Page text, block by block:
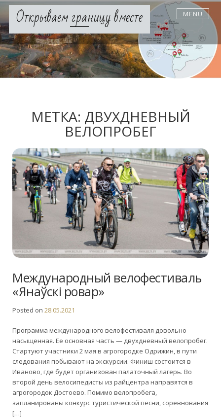
Skip
contentОткрываем границу вместе MENU
МЕТКА: ДВУХДНЕВНЫЙ
ВЕЛОПРОБЕГ
Международный велофестиваль
«Янаўскі ровар»
Posted on 28.05.2021
Программа международного велофестиваля довольно
насыщенная. Ее основная часть — двухдневный велопробег.
Стартуют участники 2 мая в агрогородке Одрижин, в пути
следования побывают на экскурсии. Финиш состоится в
Иваново, где будет организован палаточный лагерь. Во
второй день велосипедисты из райцентра направятся в
агрогородок Достоево. Помимо велопробега,
запланированы конкурс туристической песни, соревнования
[…]